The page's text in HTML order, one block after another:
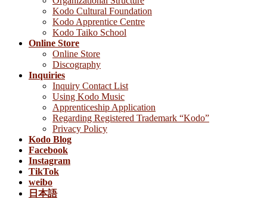
Kodo Cultural Foundation
Kodo Apprentice Centre
Kodo Taiko School
Online Store
Online Store
Discography
Inquiries
Inquiry Contact List
Using Kodo Music
Apprenticeship Application
Regarding Registered Trademark “Kodo”
Privacy Policy
Kodo Blog
Facebook
Instagram
TikTok
weibo
日本語